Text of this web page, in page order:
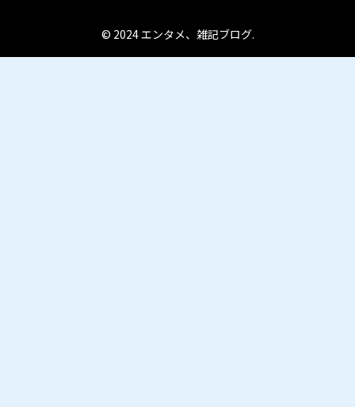
© 2024 エンタメ、雑記ブログ.